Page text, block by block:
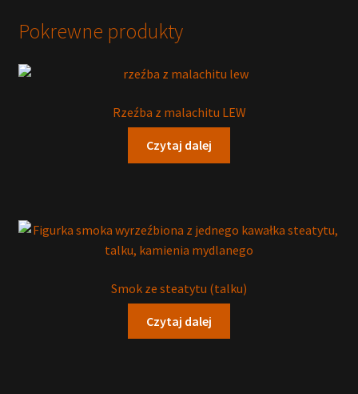
Pokrewne produkty
Rzeźba z malachitu LEW
Czytaj dalej
Smok ze steatytu (talku)
Czytaj dalej